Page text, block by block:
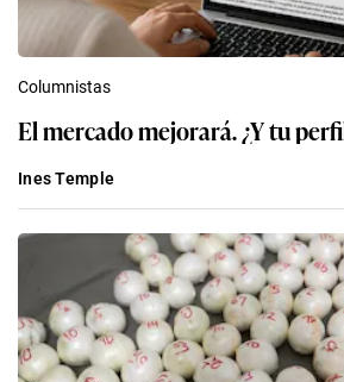
Columnistas
El mercado mejorará. ¿Y tu
Ines Temple